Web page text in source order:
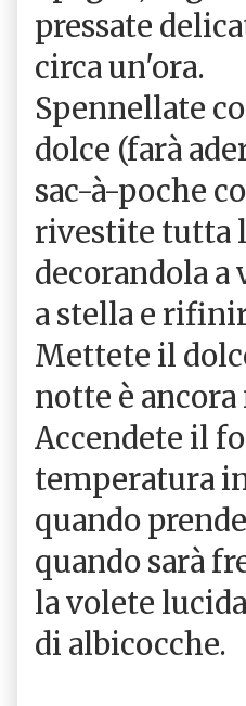
pressate
circa un'ora.
Spennellate
dolce (farà
sac-à-poche
rivestite tutta
decorandola a
a stella e
Mettete il
notte è
Accendete il
temperatura
quando
quando sarà
la volete
di albicocche.